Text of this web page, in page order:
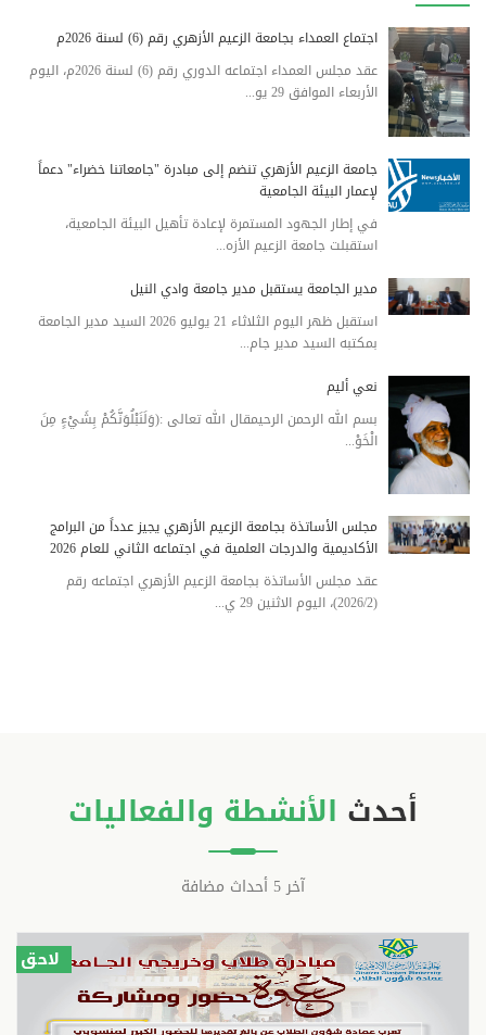
اجتماع العمداء بجامعة الزعيم الأزهري رقم (6) لسنة 2026م
عقد مجلس العمداء اجتماعه الدوري رقم (6) لسنة 2026م، اليوم
الأربعاء الموافق 29 يو...
جامعة الزعيم الأزهري تنضم إلى مبادرة "جامعاتنا خضراء" دعماً
لإعمار البيئة الجامعية
في إطار الجهود المستمرة لإعادة تأهيل البيئة الجامعية،
استقبلت جامعة الزعيم الأزه...
مدير الجامعة يستقبل مدير جامعة وادي النيل
استقبل ظهر اليوم الثلاثاء 21 يوليو 2026 السيد مدير الجامعة
بمكتبه السيد مدير جام...
نعي أليم
بسم الله الرحمن الرحيمقال الله تعالى :(وَلَنَبْلُوَنَّكُمْ بِشَيْءٍ مِنَ
الْخَوْ...
مجلس الأساتذة بجامعة الزعيم الأزهري يجيز عدداً من البرامج
الأكاديمية والدرجات العلمية في اجتماعه الثاني للعام 2026
عقد مجلس الأساتذة بجامعة الزعيم الأزهري اجتماعه رقم
(2026/2)، اليوم الاثنين 29 ي...
أحدث الأنشطة والفعاليات
آخر 5 أحداث مضافة
لاحق